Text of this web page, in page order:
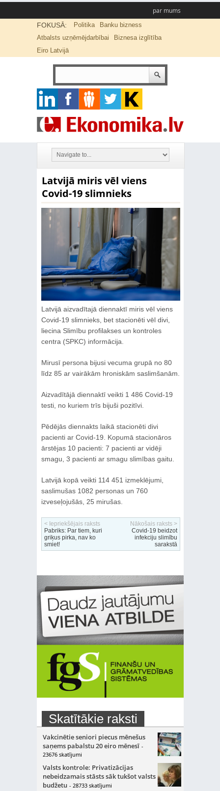
par mums
FOKUSĀ: Politika
Banku bizness
Atbalsts uzņēmējdarbībai
Biznesa izglītība
Eiro Latvijā
Latvijā miris vēl viens
Covid-19 slimnieks
Latvijā aizvadītajā diennaktī miris vēl viens
Covid-19 slimnieks, bet stacionēti vēl divi,
liecina Slimību profilakses un kontroles
centra (SPKC) informācija.
Mirusī persona bijusi vecuma grupā no 80
līdz 85 ar vairākām hroniskām saslimšanām.
Aizvadītājā diennaktī veikti 1 486 Covid-19
testi, no kuriem trīs bijuši pozitīvi.
Pēdējās diennakts laikā stacionēti divi
pacienti ar Covid-19. Kopumā stacionāros
ārstējas 10 pacienti: 7 pacienti ar vidēji
smagu, 3 pacienti ar smagu slimības gaitu.
Latvijā kopā veikti 114 451 izmeklējumi,
saslimušas 1082 personas un 760
izveseļojušās, 25 mirušas.
< Iepriekšējais raksts
Pabriks: Par tiem, kuri
griķus pirka, nav ko
smiet!
Nākošais raksts >
Covid-19 beidzot
infekciju slimību
sarakstā
Skatītākie raksti
Vakcinētie seniori piecus mēnešus
saņems pabalstu 20 eiro mēnesī -
23676 skatījumi
Valsts kontrole: Privatizācijas
nebeidzamais stāsts sāk tukšot valsts
budžetu - 28733 skatījumi